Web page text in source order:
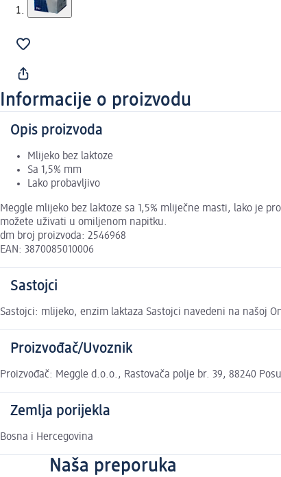
Informacije o proizvodu
Opis proizvoda
Mlijeko bez laktoze
Sa 1,5% mm
Lako probavljivo
Meggle mlijeko bez laktoze sa 1,5% mliječne masti, lako je
možete uživati u omiljenom napitku.
dm broj proizvoda: 2546968
EAN: 3870085010006
Sastojci
Sastojci: mlijeko, enzim laktaza Sastojci navedeni na našoj
Proizvođač/Uvoznik
Proizvođač: Meggle d.o.o., Rastovača polje br. 39, 88240
Zemlja porijekla
Bosna i Hercegovina
Naša preporuka